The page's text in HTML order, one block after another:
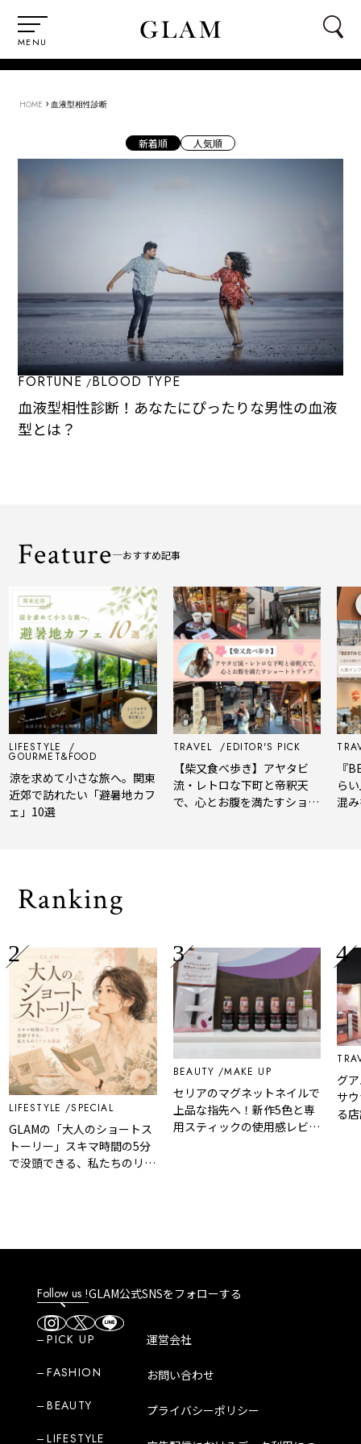
MENU
HOME › 血液型相性診断
新着順 人気順
FORTUNE BLOOD TYPE
血液型相性診断！あなたにぴったりな男性の血液
型とは？
Feature おすすめ記事
LIFESTYLE
GOURMET&FOOD
涼を求めて小さな旅へ。関東
近郊で訪れたい「避暑地カフ
ェ」10選
TRAVEL EDITOR'S PICK
【柴又食べ歩き】アヤタビ
流・レトロな下町と帝釈天
で、心とお腹を満たすショー
『
ら
混
Ranking
LIFESTYLE SPECIAL
GLAMの「大人のショートス
トーリー」スキマ時間の5分
で没頭できる、私たちのリア
BEAUTY MAKE UP
セリアのマグネットネイルで
上品な指先へ！新作5色と専
用スティックの使用感レビュ
グ
サ
る
Follow us !GLAM公式SNSをフォローする
PICK UP
FASHION
BEAUTY
LIFESTYLE
運営会社
お問い合わせ
プライバシーポリシー